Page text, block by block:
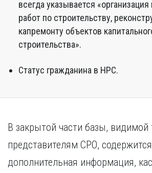
всегда указывается
работ по строительству,
капремонту объектов
строительства».
Статус гражданина в НРС.
В закрытой части базы, видимой
представителям СРО, содержится
дополнительная информация,